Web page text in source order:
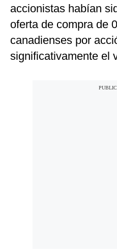
accionistas habían
oferta de compra de
canadienses por
significativamente el